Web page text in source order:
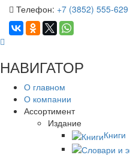
Телефон: +7 (3852) 555-629
НАВИГАТОР
О главном
О компании
Ассортимент
Издание
Книги